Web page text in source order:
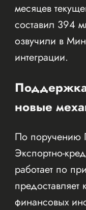
месяцев
составил 394
озвучили в
интеграции.
новые
По поручению
Экспортно-
работает по
финансовых